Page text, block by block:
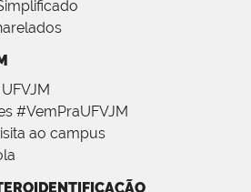
#VemPraUFVJM
ao campus